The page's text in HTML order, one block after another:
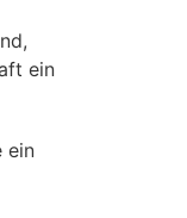
ein
ein